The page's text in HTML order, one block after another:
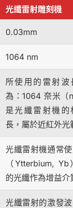
光纖雷射雕刻機
0.03mm
1064 nm
所使用的雷射波
為：1064 奈米（
是光纖雷射機的
長，屬於近紅外光
光纖雷射機通常
（Ytterbium,
的光纖作為增益介
光纖雷射的激發